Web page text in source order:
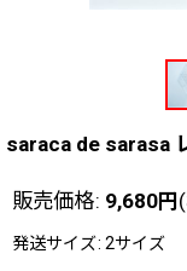
saraca de sarasa
販売価格: 9,680円
発送サイズ: 2サイズ